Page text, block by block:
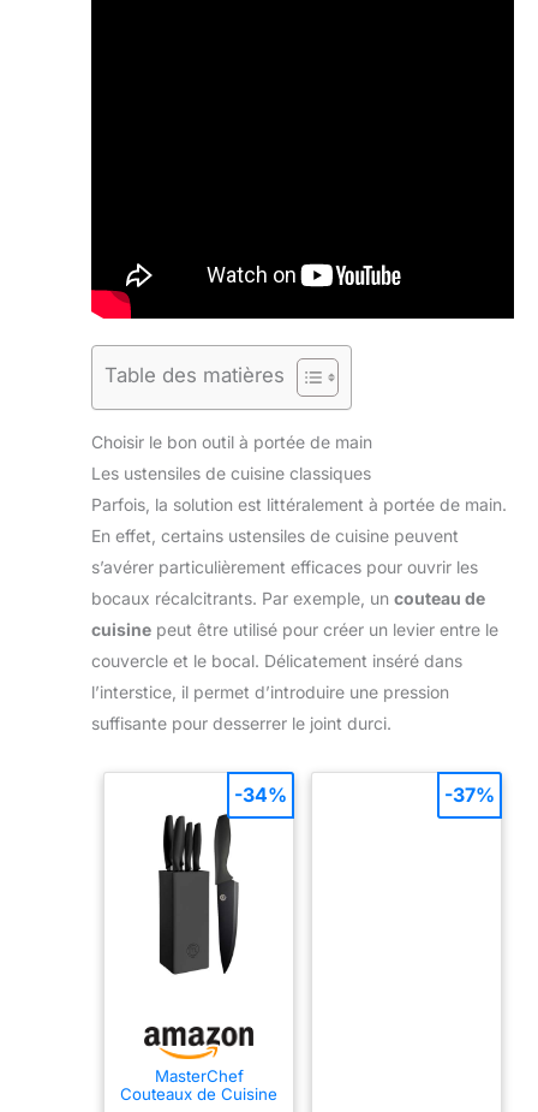
Table des matières
Choisir le bon outil à portée de main
Les ustensiles de cuisine classiques
Parfois, la solution est littéralement à portée de main.
En effet, certains ustensiles de cuisine peuvent
s’avérer particulièrement efficaces pour ouvrir les
bocaux récalcitrants. Par exemple, un couteau de
cuisine peut être utilisé pour créer un levier entre le
couvercle et le bocal. Délicatement inséré dans
l’interstice, il permet d’introduire une pression
suffisante pour desserrer le joint durci.
MasterChef
Couteaux de Cuisine
-34% -37%